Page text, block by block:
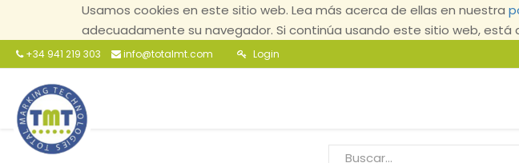
Usamos cookies en este sitio web. Lea más acerca de ellas en nuestra
adecuadamente su navegador. Si continúa usando este sitio web, está
+34 941 219 303 info@totalmt.com Login